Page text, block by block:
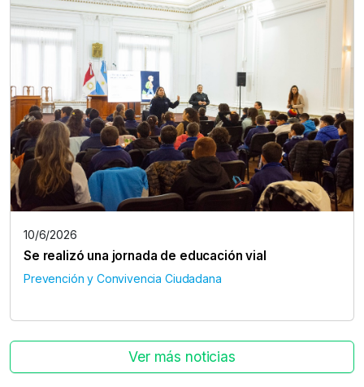
10/6/2026
Se realizó una jornada de educación vial
Prevención y Convivencia Ciudadana
Ver más noticias